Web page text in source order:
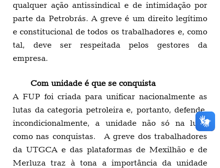
qualquer ação antissindical e de intimidação por
parte da Petrobrás. A greve é um direito legítimo
e constitucional de todos os trabalhadores e, como
tal, deve ser respeitada pelos gestores da
empresa.
Com unidade é que se conquista
A FUP foi criada para unificar nacionalmente as
lutas da categoria petroleira e, portanto, defende,
incondicionalmente, a unidade não só na luta,
como nas conquistas. A greve dos trabalhadores
da UTGCA e das plataformas de Mexilhão e de
Merluza traz à tona a importância da unidade